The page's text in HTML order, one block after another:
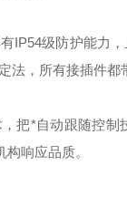
IP54级防护能力
法，所有接插件都
把*自动跟随控
响应品质。